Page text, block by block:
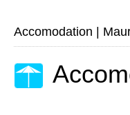
Accomodation